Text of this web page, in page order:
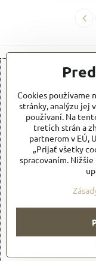
Externý
Cookies používame
stránky, analýzu jej
používaní. Na
tretích strán a
partnerom v EÚ,
„Prijať všetky
spracovaním.